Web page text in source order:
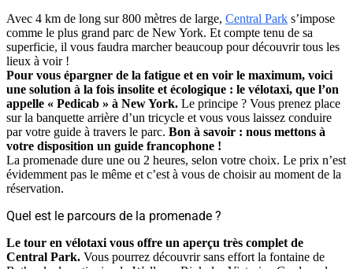
Avec 4 km de long sur 800 mètres de large, Central Park s’impose
comme le plus grand parc de New York. Et compte tenu de sa
superficie, il vous faudra marcher beaucoup pour découvrir tous les
lieux à voir !
Pour vous épargner de la fatigue et en voir le maximum, voici
une solution à la fois insolite et écologique : le vélotaxi, que l’on
appelle « Pedicab » à New York. Le principe ? Vous prenez place
sur la banquette arrière d’un tricycle et vous vous laissez conduire
par votre guide à travers le parc. Bon à savoir : nous mettons à
votre disposition un guide francophone !
La promenade dure une ou 2 heures, selon votre choix. Le prix n’est
évidemment pas le même et c’est à vous de choisir au moment de la
réservation.
Quel est le parcours de la promenade ?
Le tour en vélotaxi vous offre un aperçu très complet de
Central Park. Vous pourrez découvrir sans effort la fontaine de